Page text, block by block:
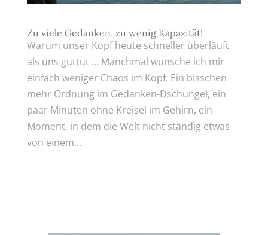
Zu viele Gedanken, zu wenig Kapazität!
Warum unser Kopf heute schneller überläuft
als uns guttut … Manchmal wünsche ich mir
einfach weniger Chaos im Kopf. Ein bisschen
mehr Ordnung im Gedanken-Dschungel, ein
paar Minuten ohne Kreisel im Gehirn, ein
Moment, in dem die Welt nicht ständig etwas
von einem...